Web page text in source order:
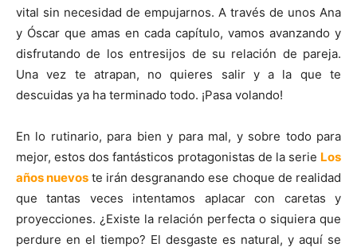
vital sin necesidad de empujarnos. A través de unos Ana
y Óscar que amas en cada capítulo, vamos avanzando y
disfrutando de los entresijos de su relación de pareja.
Una vez te atrapan, no quieres salir y a la que te
descuidas ya ha terminado todo. ¡Pasa volando!
En lo rutinario, para bien y para mal, y sobre todo para
mejor, estos dos fantásticos protagonistas de la serie Los
años nuevos te irán desgranando ese choque de realidad
que tantas veces intentamos aplacar con caretas y
proyecciones. ¿Existe la relación perfecta o siquiera que
perdure en el tiempo? El desgaste es natural, y aquí se